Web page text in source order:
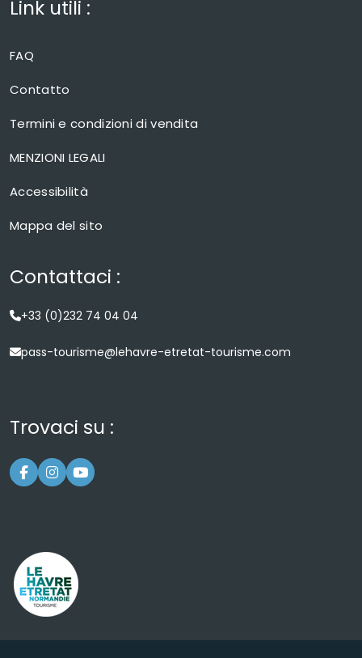
Link utili :
FAQ
Contatto
Termini e condizioni di vendita
MENZIONI LEGALI
Accessibilità
Mappa del sito
Contattaci :
+33 (0)232 74 04 04
pass-tourisme@lehavre-etretat-tourisme.com
Trovaci su :